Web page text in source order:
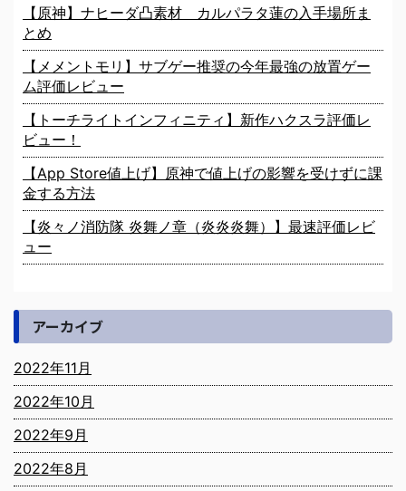
【原神】ナヒーダ凸素材 カルパラタ蓮の入手場所ま
とめ
【メメントモリ】サブゲー推奨の今年最強の放置ゲー
ム評価レビュー
【トーチライトインフィニティ】新作ハクスラ評価レ
ビュー！
【App Store値上げ】原神で値上げの影響を受けずに課
金する方法
【炎々ノ消防隊 炎舞ノ章（炎炎炎舞）】最速評価レビ
ュー
アーカイブ
2022年11月
2022年10月
2022年9月
2022年8月